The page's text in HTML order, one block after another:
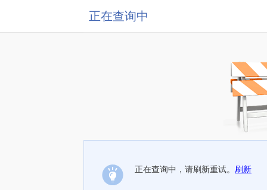
正在查询中
正在查询中，请刷新重试。 刷新